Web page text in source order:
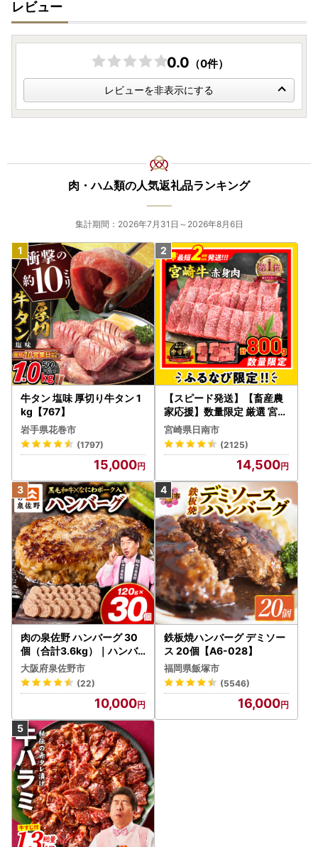
レビュー
0.0 （0件）
レビューを非表示にする
肉・ハム類の人気返礼品ランキング
集計期間：2026年7月31日～2026年8月6日
牛タン 塩味 厚切り牛タン 1
kg【767】
岩手県花巻市
(1797)
15,000
【スピード発送】【畜産農
家応援】数量限定 厳選 宮崎
牛 赤身 焼肉 計800g FN-Li
mited-PR_BDV5-26-2W
宮崎県日南市
(2125)
14,500
肉の泉佐野 ハンバーグ 30
個（合計3.6kg）｜ハンバ
ーグ 訳あり 黒毛和牛×なに
わポーク
大阪府泉佐野市
(22)
10,000
鉄板焼ハンバーグ デミソー
ス 20個【A6-028】
福岡県飯塚市
(5546)
16,000